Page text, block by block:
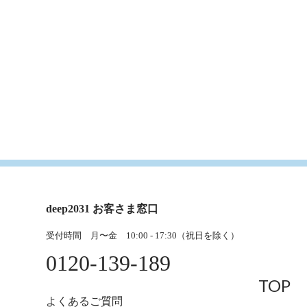
deep2031 お客さま窓口
受付時間 月〜金 10:00 - 17:30（祝日を除く）
0120-139-189
よくあるご質問
TOP